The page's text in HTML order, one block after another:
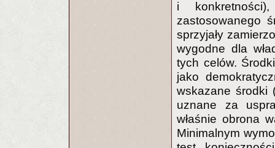
i
zastosowanego
sprzyjały
wygodne dla
tych celów.
jako
wskazane środki
uznane za
właśnie obrona
Minimalnym